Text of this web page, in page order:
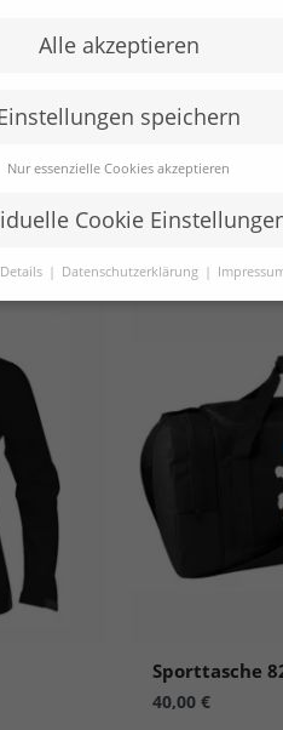
Sporttasche
40,00 €
Alle akzeptieren
speichern
Nur essenzielle Cookies akzeptieren
Cookie
Datenschutzerklärung
alt sind und Ihre Zustimmung zu
müssen Sie Ihre
andere Technologien auf
während andere uns
Personenbezogene
IP-Adressen), z. B. für
Inhaltsmessung.
Weitere
finden Sie in unserer
über alle verwendeten
Kategorien geben oder sich
und so nur bestimmte